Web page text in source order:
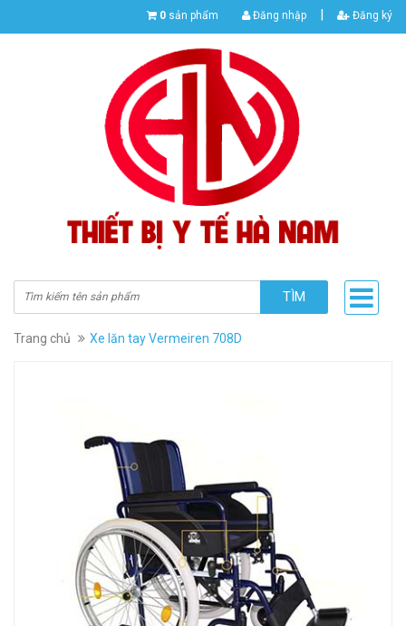
0 sản phẩm Đăng nhập | Đăng ký
TÌM
Trang chủ Xe lăn tay Vermeiren 708D